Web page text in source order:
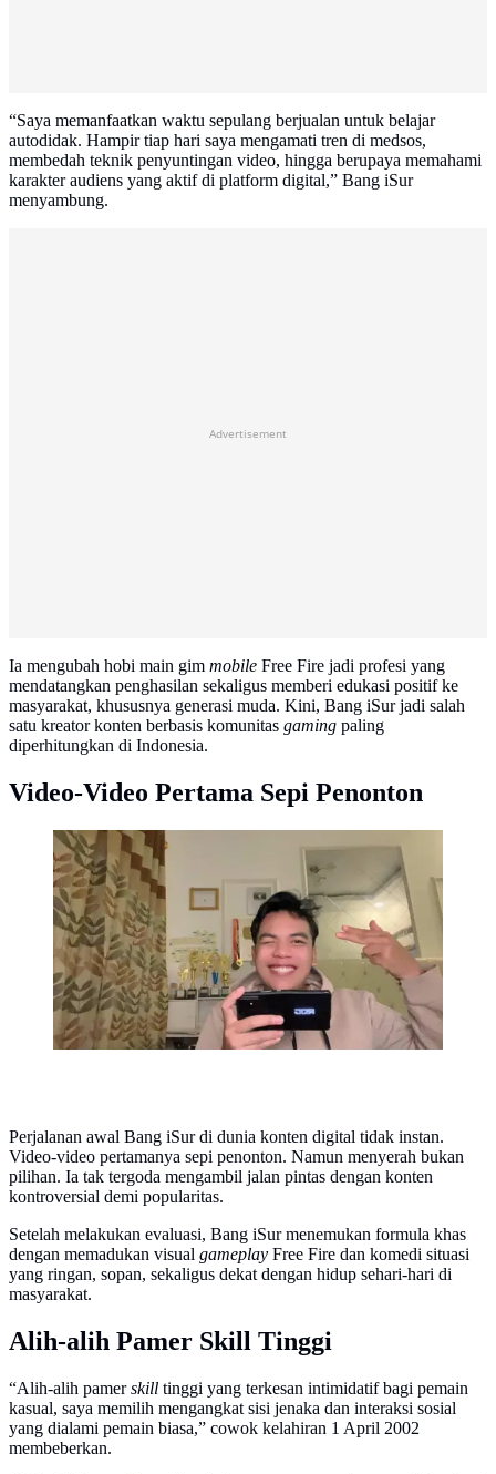
“Saya memanfaatkan waktu sepulang berjualan untuk belajar
autodidak. Hampir tiap hari saya mengamati tren di medsos,
membedah teknik penyuntingan video, hingga berupaya memahami
karakter audiens yang aktif di platform digital,” Bang iSur
menyambung.
Advertisement
Ia mengubah hobi main gim mobile Free Fire jadi profesi yang
mendatangkan penghasilan sekaligus memberi edukasi positif ke
masyarakat, khususnya generasi muda. Kini, Bang iSur jadi salah
satu kreator konten berbasis komunitas gaming paling
diperhitungkan di Indonesia.
Video-Video Pertama Sepi Penonton
Di sela berjualan gorengan, Surya Subagja Putra alias
Bang iSur yang gemar main gim mengamati pergeseran
perilaku masyarakat menuju dunia digital.
Perjalanan awal Bang iSur di dunia konten digital tidak instan.
Video-video pertamanya sepi penonton. Namun menyerah bukan
pilihan. Ia tak tergoda mengambil jalan pintas dengan konten
kontroversial demi popularitas.
Setelah melakukan evaluasi, Bang iSur menemukan formula khas
dengan memadukan visual gameplay Free Fire dan komedi situasi
yang ringan, sopan, sekaligus dekat dengan hidup sehari-hari di
masyarakat.
Alih-alih Pamer Skill Tinggi
“Alih-alih pamerskill tinggi yang terkesan intimidatif bagi pemain
kasual, saya memilih mengangkat sisi jenaka dan interaksi sosial
yang dialami pemain biasa,” cowok kelahiran 1 April 2002
membeberkan.